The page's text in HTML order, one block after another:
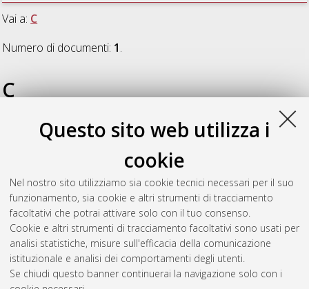
Questo sito web utilizza i
cookie
Nel nostro sito utilizziamo sia cookie tecnici necessari per il suo
funzionamento, sia cookie e altri strumenti di tracciamento
facoltativi che potrai attivare solo con il tuo consenso.
Cookie e altri strumenti di tracciamento facoltativi sono usati per
analisi statistiche, misure sull'efficacia della comunicazione
istituzionale e analisi dei comportamenti degli utenti.
Se chiudi questo banner continuerai la navigazione solo con i
Vai a: C
Numero di documenti: 1.
C
Cardoso Dorneles, Victor Amir(2025) Biosignatures from
extreme environments as targets for astrobiological
, [Dissertation thesis], Alma Mater Studiorum
Università di Bologna. Dottorato di ricerca in
terra, della vita e dell'ambiente, 37 Ciclo. DOI
10.48676/unibo/amsdottorato/11811.
Questa lista e' stata generata ilSat Aug 8 20:31:11 2026